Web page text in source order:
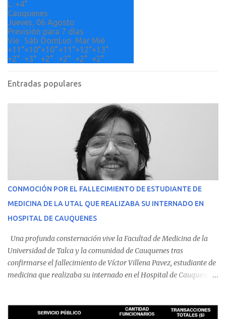
L: +4°
Cauquenes
Jueves, 06 Agosto
Previsión para 7 días
Vie
Sáb DomLun Mar Mié
+11°+10°+10°+11°+12°+13°
+2° +3° +2° +2° +2° +2°
Entradas populares
CONMOCIÓN POR EL FALLECIMIENTO DE ESTUDIANTE DE
MEDICINA DE LA UTAL QUE REALIZABA SU INTERNADO EN
HOSPITAL DE CAUQUENES
Una profunda consternación vive la Facultad de Medicina de la
Universidad de Talca y la comunidad de Cauquenes tras
confirmarse el fallecimiento de Víctor Villena Pavez, estudiante de
medicina que realizaba su internado en el Hospital de Cauquenes.
malestares físicos. Dada la complejidad de su estado de salud, el